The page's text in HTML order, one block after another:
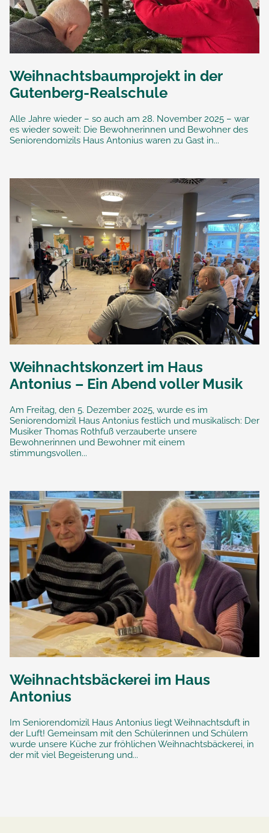
Weihnachtsbaumprojekt in der
Gutenberg-Realschule
Alle Jahre wieder – so auch am 28. November 2025 – war
es wieder soweit: Die Bewohnerinnen und Bewohner des
Seniorendomizils Haus Antonius waren zu Gast in...
Weihnachtskonzert im Haus
Antonius – Ein Abend voller Musik
Am Freitag, den 5. Dezember 2025, wurde es im
Seniorendomizil Haus Antonius festlich und musikalisch: Der
Musiker Thomas Rothfuß verzauberte unsere
Bewohnerinnen und Bewohner mit einem
stimmungsvollen...
Weihnachtsbäckerei im Haus
Antonius
Im Seniorendomizil Haus Antonius liegt Weihnachtsduft in
der Luft! Gemeinsam mit den Schülerinnen und Schülern
wurde unsere Küche zur fröhlichen Weihnachtsbäckerei, in
der mit viel Begeisterung und...